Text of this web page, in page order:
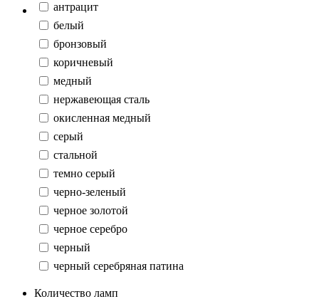
антрацит
белый
бронзовый
коричневый
медный
нержавеющая сталь
окисленная медный
серый
стальной
темно серый
черно-зеленый
черное золотой
черное серебро
черный
черный серебряная патина
Количество ламп